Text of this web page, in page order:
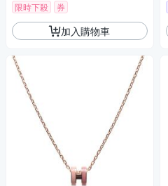
限時下殺
券
加入購物車